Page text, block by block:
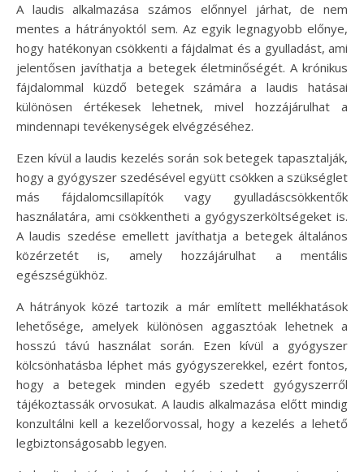
A laudis alkalmazása számos előnnyel járhat, de nem
mentes a hátrányoktól sem. Az egyik legnagyobb előnye,
hogy hatékonyan csökkenti a fájdalmat és a gyulladást, ami
jelentősen javíthatja a betegek életminőségét. A krónikus
fájdalommal küzdő betegek számára a laudis hatásai
különösen értékesek lehetnek, mivel hozzájárulhat a
mindennapi tevékenységek elvégzéséhez.
Ezen kívül a laudis kezelés során sok betegek tapasztalják,
hogy a gyógyszer szedésével együtt csökken a szükséglet
más fájdalomcsillapítók vagy gyulladáscsökkentők
használatára, ami csökkentheti a gyógyszerköltségeket is.
A laudis szedése emellett javíthatja a betegek általános
közérzetét is, amely hozzájárulhat a mentális
egészségükhöz.
A hátrányok közé tartozik a már említett mellékhatások
lehetősége, amelyek különösen aggasztóak lehetnek a
hosszú távú használat során. Ezen kívül a gyógyszer
kölcsönhatásba léphet más gyógyszerekkel, ezért fontos,
hogy a betegek minden egyéb szedett gyógyszerről
tájékoztassák orvosukat. A laudis alkalmazása előtt mindig
konzultálni kell a kezelőorvossal, hogy a kezelés a lehető
legbiztonságosabb legyen.